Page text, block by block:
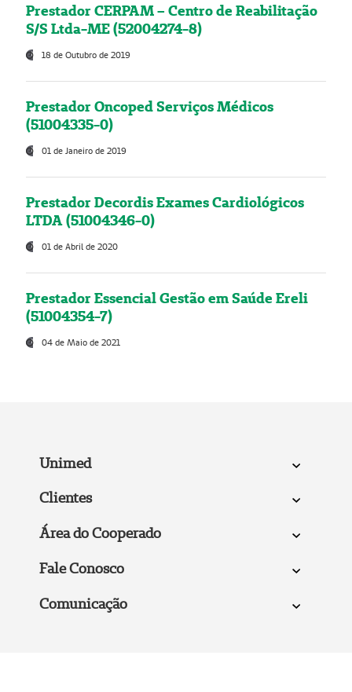
Prestador CERPAM – Centro de Reabilitação
S/S Ltda-ME (52004274-8)
18 de Outubro de 2019
Prestador Oncoped Serviços Médicos
(51004335-0)
01 de Janeiro de 2019
Prestador Decordis Exames Cardiológicos
LTDA (51004346-0)
01 de Abril de 2020
Prestador Essencial Gestão em Saúde Ereli
(51004354-7)
04 de Maio de 2021
Unimed
Clientes
Área do Cooperado
Fale Conosco
Comunicação